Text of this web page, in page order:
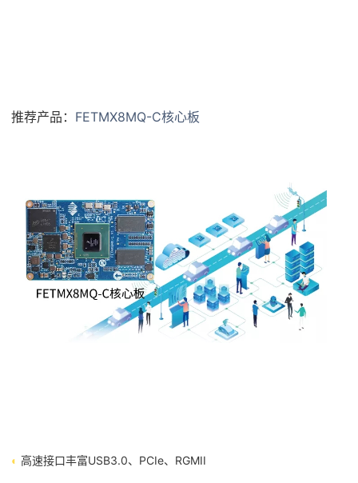
推荐产品： FETMX8MQ-C核心板
◐ 高速接口丰富USB3.0、PCIe、 RGMII